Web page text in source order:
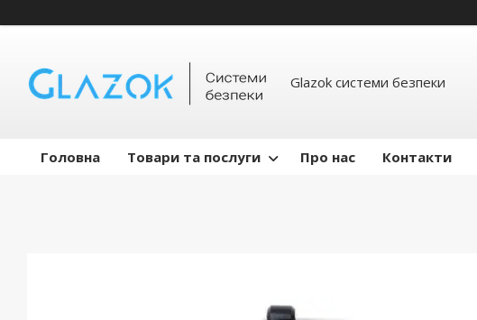
Glazok системи безпеки
Головна Товари та послуги Про нас Контакти